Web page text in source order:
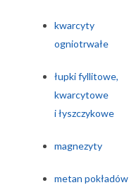
kwarcyty
ogniotrwałe
łupki fyllitowe,
kwarcytowe
i łyszczykowe
magnezyty
metan pokładów